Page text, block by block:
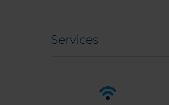
Services